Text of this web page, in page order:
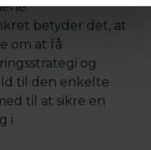
betyder det, at
om at få
og
til den enkelte
til at sikre en
i